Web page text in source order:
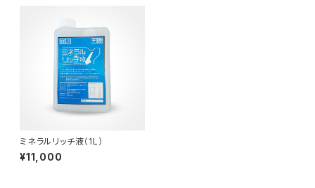
ミネラルリッチ液（1L）
¥11,000